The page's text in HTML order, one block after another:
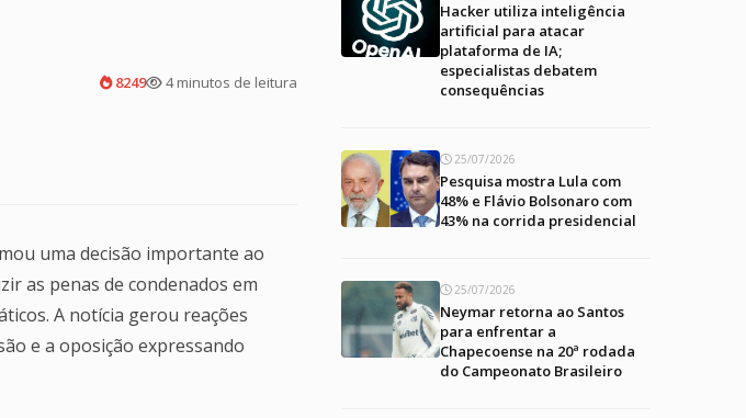
8249 4 minutos de leitura
uma decisão importante ao
as penas de condenados em
A notícia gerou reações
e a oposição expressando
Hacker utiliza inteligência
artificial para atacar
plataforma de IA;
especialistas debatem
consequências
25/07/2026
Pesquisa mostra Lula com
48% e Flávio Bolsonaro com
43% na corrida presidencial
25/07/2026
Neymar retorna ao Santos
para enfrentar a
Chapecoense na 20ª rodada
do Campeonato Brasileiro